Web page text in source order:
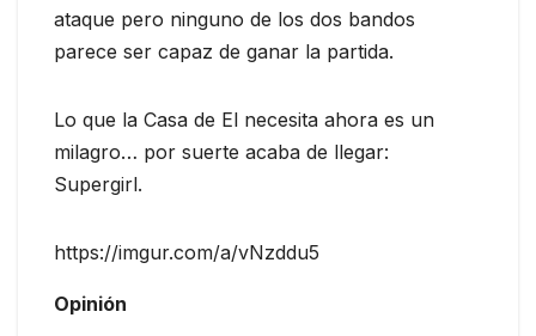
ataque pero ninguno de los dos bandos
parece ser capaz de ganar la partida.
Lo que la Casa de El necesita ahora es un
milagro… por suerte acaba de llegar:
Supergirl.
https://imgur.com/a/vNzddu5
Opinión